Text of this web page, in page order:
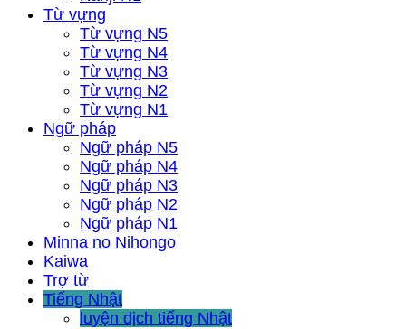
Từ vựng
Từ vựng N5
Từ vựng N4
Từ vựng N3
Từ vựng N2
Từ vựng N1
Ngữ pháp
Ngữ pháp N5
Ngữ pháp N4
Ngữ pháp N3
Ngữ pháp N2
Ngữ pháp N1
Minna no Nihongo
Kaiwa
Trợ từ
Tiếng Nhật
luyện dịch tiếng Nhật